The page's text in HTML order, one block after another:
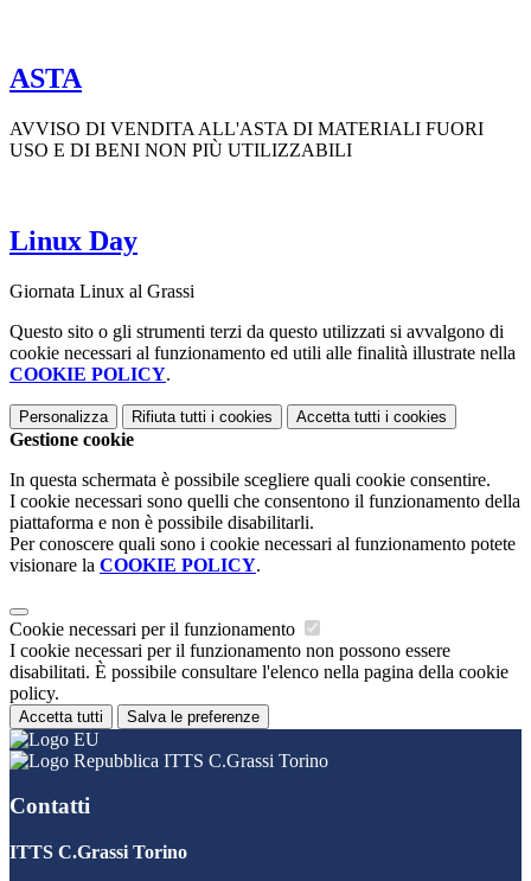
ASTA
AVVISO DI VENDITA ALL'ASTA DI MATERIALI FUORI
USO E DI BENI NON PIÙ UTILIZZABILI
Linux Day
Giornata Linux al Grassi
Questo sito o gli strumenti terzi da questo utilizzati si avvalgono di
cookie necessari al funzionamento ed utili alle finalità illustrate nella
COOKIE POLICY.
Personalizza Rifiuta tutti i cookies Accetta tutti i cookies
Gestione cookie
In questa schermata è possibile scegliere quali cookie consentire.
I cookie necessari sono quelli che consentono il funzionamento della
piattaforma e non è possibile disabilitarli.
Per conoscere quali sono i cookie necessari al funzionamento potete
visionare la COOKIE POLICY.
Cookie necessari per il funzionamento
I cookie necessari per il funzionamento non possono essere
disabilitati. È possibile consultare l'elenco nella pagina della cookie
policy.
Accetta tutti Salva le preferenze
ITTS C.Grassi Torino
Contatti
ITTS C.Grassi Torino